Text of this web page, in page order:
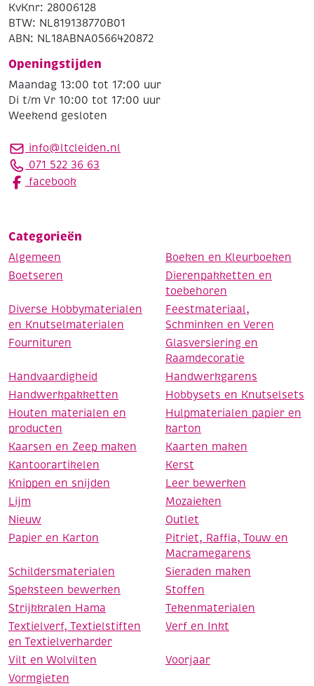
KvKnr: 28006128
BTW: NL819138770B01
ABN: NL18ABNA0566420872
Openingstijden
Maandag 13:00 tot 17:00 uur
Di t/m Vr 10:00 tot 17:00 uur
Weekend gesloten
info@ltcleiden.nl
071 522 36 63
facebook
Categorieën
Algemeen
Boeken en Kleurboeken
Boetseren
Dierenpakketten en
toebehoren
Diverse Hobbymaterialen
en Knutselmaterialen
Feestmateriaal,
Schminken en Veren
Fournituren
Glasversiering en
Raamdecoratie
Handvaardigheid
Handwerkgarens
Handwerkpakketten
Hobbysets en Knutselsets
Houten materialen en
producten
Hulpmaterialen papier en
karton
Kaarsen en Zeep maken
Kaarten maken
Kantoorartikelen
Kerst
Knippen en snijden
Leer bewerken
Lijm
Mozaieken
Nieuw
Outlet
Papier en Karton
Pitriet, Raffia, Touw en
Macramegarens
Schildersmaterialen
Sieraden maken
Speksteen bewerken
Stoffen
Strijkkralen Hama
Tekenmaterialen
Textielverf, Textielstiften
en Textielverharder
Verf en Inkt
Vilt en Wolvilten
Voorjaar
Vormgieten